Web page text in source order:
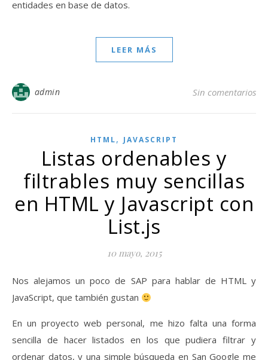
entidades en base de datos.
LEER MÁS
admin Sin comentarios
HTML, JAVASCRIPT
Listas ordenables y
filtrables muy sencillas
en HTML y Javascript con
List.js
10 mayo, 2015
Nos alejamos un poco de SAP para hablar de HTML y
JavaScript, que también gustan
En un proyecto web personal, me hizo falta una forma
sencilla de hacer listados en los que pudiera filtrar y
ordenar datos, y una simple búsqueda en San Google me